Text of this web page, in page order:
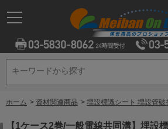
キーワードから探す
キーワードから探す
ホーム > 資材関連商品 > 埋設標識シート 埋設管破
【1ケース2巻/一般電線共同溝】埋設